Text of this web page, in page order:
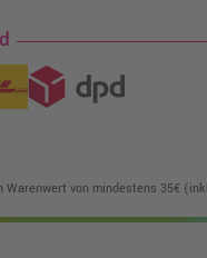
von mindestens 35€